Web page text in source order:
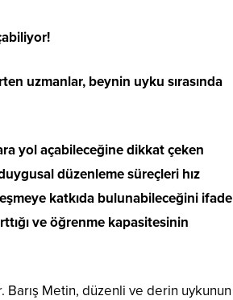
uzmanlar, beynin uyku sırasında
yol açabileceğine dikkat çeken
düzenleme süreçleri hız
katkıda bulunabileceğini ifade
ve öğrenme kapasitesinin
Barış Metin, düzenli ve derin uykunun